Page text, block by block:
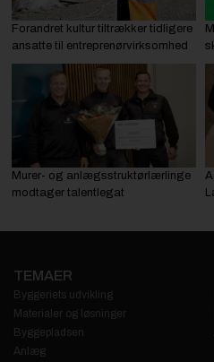
Forandret kultur tiltrækker tidligere
ansatte til entreprenørvirksomhed
Murer- og anlægsstruktørlærlinge
modtager talentlegat
TEMAER
Byggeriets udvikling
Materialer og løsninger
Byggepladsen
Anlæg